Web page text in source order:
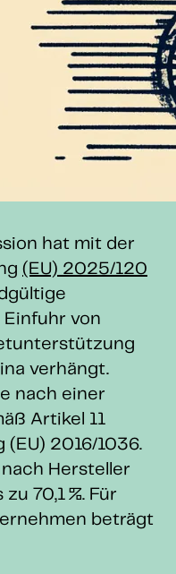
hat mit der
(EU) 2025/120
Einfuhr von
verhängt.
nach einer
Artikel 11
(EU) 2016/1036.
Hersteller
70,1 %. Für
beträgt